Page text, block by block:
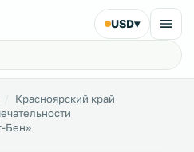
USD▾
Красноярский край
Бен»